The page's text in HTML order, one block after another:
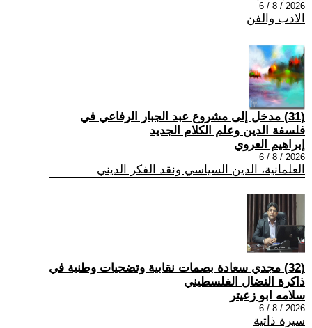
2026 / 8 / 6
الادب والفن
(31) مدخل إلى مشروع عبد الجبار الرفاعي في
فلسفة الدين وعلم الكلام الجديد
إبراهيم العروي
2026 / 8 / 6
العلمانية، الدين السياسي ونقد الفكر الديني
(32) مجدي سعادة بصمات نقابية وتضحيات وطنية في
ذاكرة النضال الفلسطيني
سلامه ابو زعيتر
2026 / 8 / 6
سيرة ذاتية